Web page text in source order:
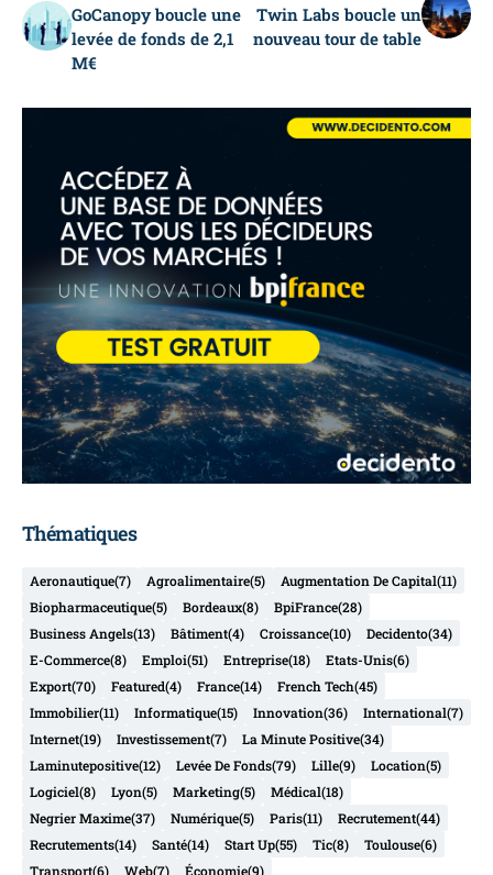
GoCanopy boucle une
levée de fonds de 2,1
M€
Twin Labs boucle un
nouveau tour de table
Thématiques
Aeronautique(7) Agroalimentaire(5) Augmentation De Capital(11)
Biopharmaceutique(5) Bordeaux(8) BpiFrance(28)
Business Angels(13) Bâtiment(4) Croissance(10) Decidento(34)
E-Commerce(8) Emploi(51) Entreprise(18) Etats-Unis(6)
Export(70) Featured(4) France(14) French Tech(45)
Immobilier(11) Informatique(15) Innovation(36) International(7)
Internet(19) Investissement(7) La Minute Positive(34)
Laminutepositive(12) Levée De Fonds(79) Lille(9) Location(5)
Logiciel(8) Lyon(5) Marketing(5) Médical(18)
Negrier Maxime(37) Numérique(5) Paris(11) Recrutement(44)
Recrutements(14) Santé(14) Start Up(55) Tic(8) Toulouse(6)
Transport(6) Web(7) Économie(9)